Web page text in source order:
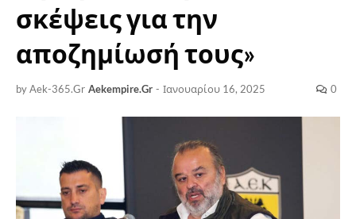
σκέψεις για την
αποζημίωσή τους»
by Aek-365.Gr Aekempire.Gr - Ιανουαρίου 16, 2025 0